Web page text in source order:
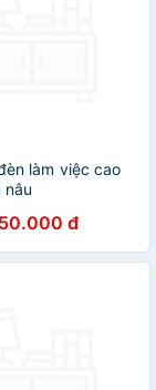
làm việc cao
nâu
đ